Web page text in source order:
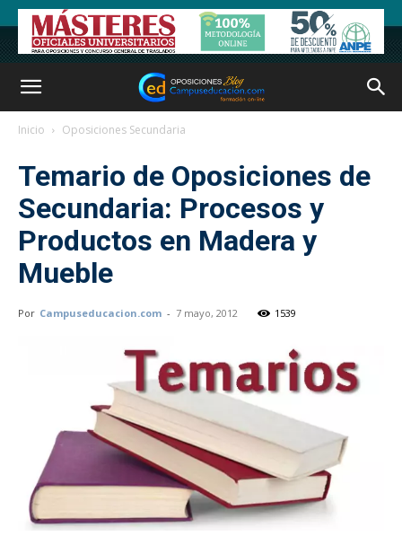
Inicio Oposiciones Secundaria
Temario de Oposiciones de
Secundaria: Procesos y
Productos en Madera y
Mueble
Por Campuseducacion.com - 7 mayo, 2012 1539